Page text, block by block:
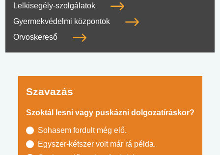
Lelkisegély-szolgálatok
Gyermekvédelmi központok
Orvoskereső
Szavazás
Szoktál lesni vagy puskázni dolgozatíráskor?
Sohasem fordult még elő.
Egyszer-kétszer volt már rá példa.